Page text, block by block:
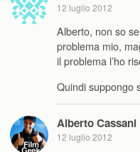
12 luglio 2012
Alberto, non so
problema mio,
il problema l’ho
Quindi suppongo
Alberto Cassani
12 luglio 2012